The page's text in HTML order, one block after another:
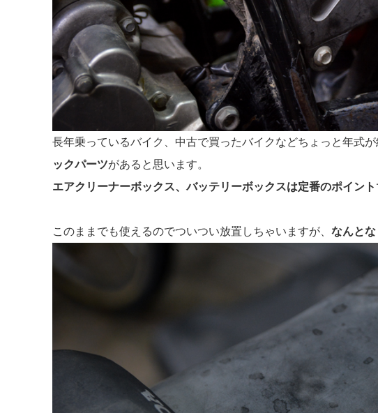
長年乗っているバイク、中古で買ったバイクなどちょっと年式
ックパーツがあると思います。
エアクリーナーボックス、バッテリーボックスは定番のポイント
このままでも使えるのでついつい放置しちゃいますが、 なんと